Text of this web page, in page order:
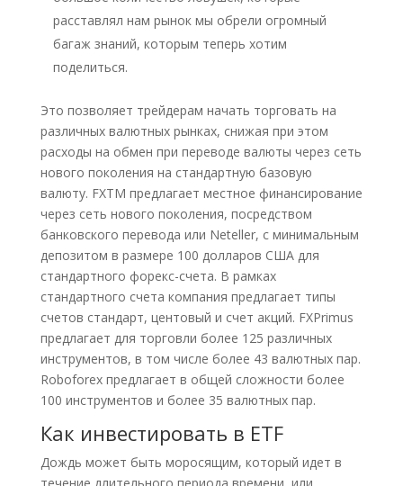
расставлял нам рынок мы обрели огромный
багаж знаний, которым теперь хотим
поделиться.
Это позволяет трейдерам начать торговать на
различных валютных рынках, снижая при этом
расходы на обмен при переводе валюты через сеть
нового поколения на стандартную базовую
валюту. FXTM предлагает местное финансирование
через сеть нового поколения, посредством
банковского перевода или Neteller, с минимальным
депозитом в размере 100 долларов США для
стандартного форекс-счета. В рамках
стандартного счета компания предлагает типы
счетов стандарт, центовый и счет акций. FXPrimus
предлагает для торговли более 125 различных
инструментов, в том числе более 43 валютных пар.
Roboforex предлагает в общей сложности более
100 инструментов и более 35 валютных пар.
Как инвестировать в ETF
Дождь может быть моросящим, который идет в